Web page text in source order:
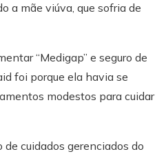
a mãe viúva, que sofria de
“Medigap” e seguro de
foi porque ela havia se
modestos para cuidar
cuidados gerenciados do